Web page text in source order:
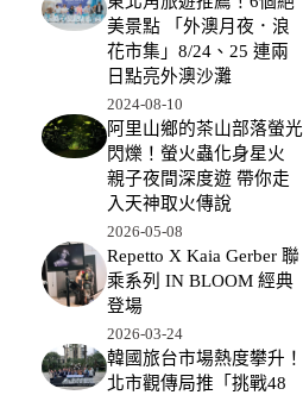
美景點 「外澳月夜．浪
花市集」8/24、25 連兩
日點亮外澳沙灘
2024-08-10
阿里山鄉的茶山部落螢光
閃爍！螢火蟲化身星火
親子夜間深度遊 帶你走
入天神取火傳說
2026-05-08
Repetto X Kaia Gerber 聯
乘系列 IN BLOOM 經典
登場
2026-03-24
韓國旅台市場熱度攀升！
北市觀傳局推「挑戰48